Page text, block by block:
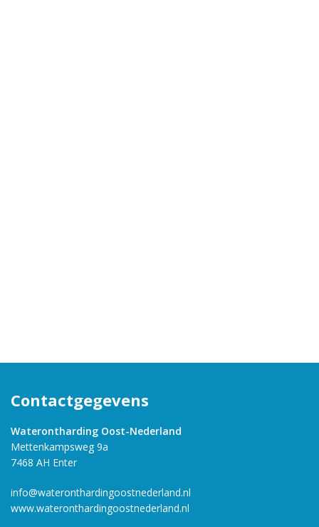
Contactgegevens
Waterontharding Oost-Nederland
Mettenkampsweg 9a
7468 AH Enter
info@wateronthardingoostnederland.nl
www.wateronthardingoostnederland.nl